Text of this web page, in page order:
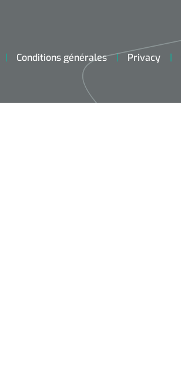
Conditions générales Privacy